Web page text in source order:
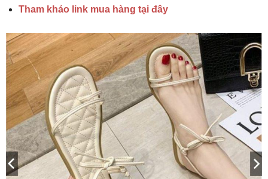
Tham khảo link mua hàng tại đây